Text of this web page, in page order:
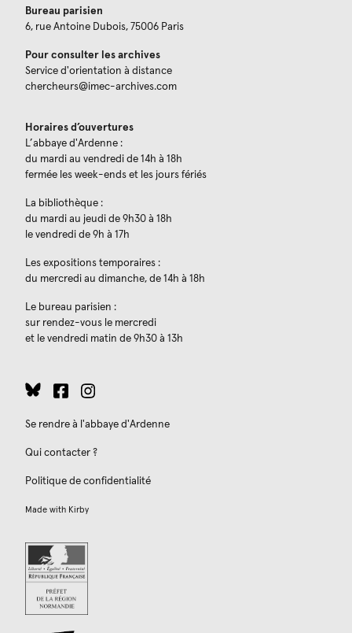
Bureau parisien
6, rue Antoine Dubois, 75006 Paris
Pour consulter les archives
Service d'orientation à distance
chercheurs@imec-archives.com
Horaires d’ouvertures
L’abbaye d'Ardenne :
du mardi au vendredi de 14h à 18h
fermée les week-ends et les jours fériés
La bibliothèque :
du mardi au jeudi de 9h30 à 18h
le vendredi de 9h à 17h
Les expositions temporaires :
du mercredi au dimanche, de 14h à 18h
Le bureau parisien :
sur rendez-vous le mercredi
et le vendredi matin de 9h30 à 13h
Se rendre à l'abbaye d'Ardenne
Qui contacter ?
Politique de confidentialité
Made with Kirby